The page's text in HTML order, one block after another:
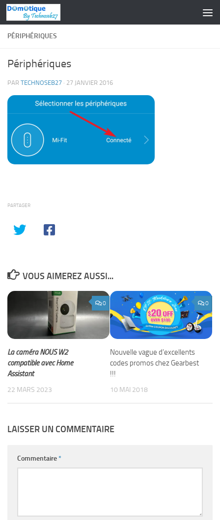
Skip to content
PÉRIPHÉRIQUES
Périphériques
PAR TECHNOSEB27 · 27 JANVIER 2016
PARTAGER
VOUS AIMEREZ AUSSI...
0
La caméra NOUS W2
compatible avec Home
Assistant
22 MARS 2023
0
Nouvelle vague d’excellents
codes promos chez Gearbest
!!!
10 MAI 2018
LAISSER UN COMMENTAIRE
Commentaire*